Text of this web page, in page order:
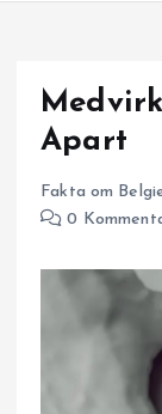
Apart
Fakta om
0